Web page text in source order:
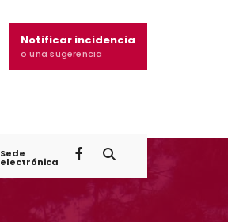
Notificar incidencia
o una sugerencia
Sede
electrónica